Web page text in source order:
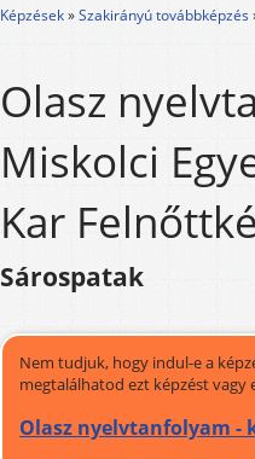
Képzések»Szakirányú továbbképzés
Olasz
Miskolci
Kar
Sárospatak
Nem tudjuk, hogy indul-e a
megtalálhatod ezt képzést vagy
Olasz nyelvtanfolyam -